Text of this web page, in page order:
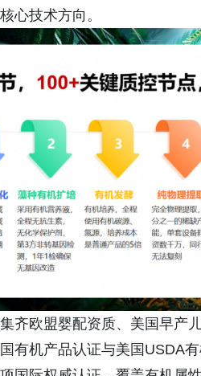
心技术方向。
齐欧盟婴配资质、美国早产
有机产品认证与美国USDA